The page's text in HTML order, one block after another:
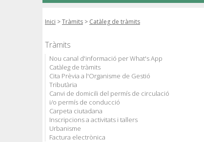
Inici >Tràmits > Catàleg de tràmits
Tràmits
Nou canal d'informació per What's App
Catàleg de tràmits
Cita Prèvia a l'Organisme de Gestió
Tributària
Canvi de domicili del permís de circulació
i/o permís de conducció
Carpeta ciutadana
Inscripcions a activitats i tallers
Urbanisme
Factura electrònica